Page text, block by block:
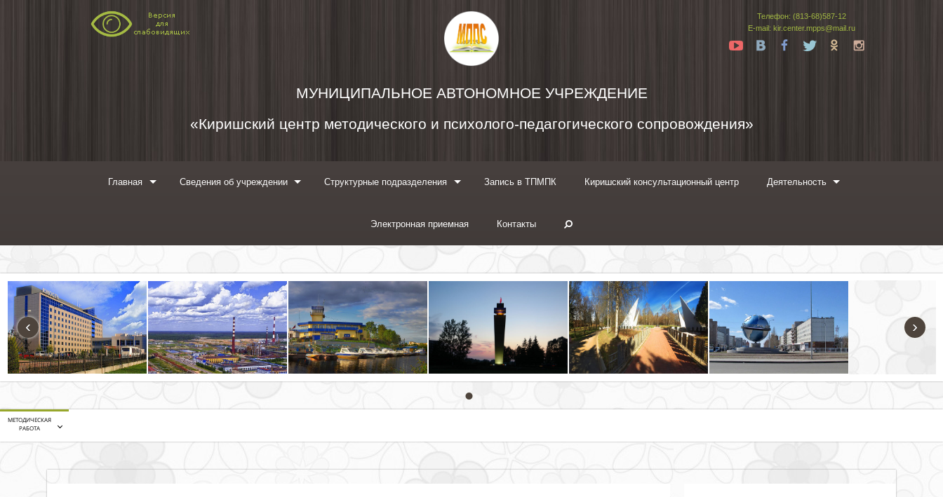
Телефон: (813-68)587-12
E-mail: kir.center.mpps@mail.ru
Yt
Tw
МУНИЦИПАЛЬНОЕ АВТОНОМНОЕ УЧРЕЖДЕНИЕ
«Киришский центр методического и психолого-педагогического сопровождения»
Главная Сведения об учреждении Структурные подразделения Запись в ТПМПК Киришский консультационный центр Деятельность
Электронная приемная Контакты
‹ ›
МЕТОДИЧЕСКАЯ
РАБОТА